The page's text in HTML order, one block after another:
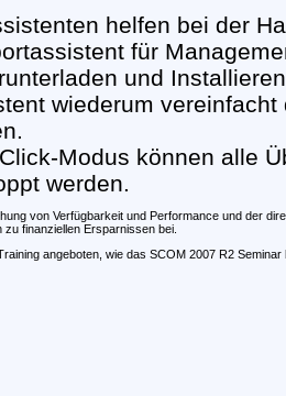
helfen bei der
für
und
wiederum
Modus können alle
werden.
von Verfügbarkeit und Performance und der
finanziellen Ersparnissen bei.
angeboten, wie das SCOM 2007 R2